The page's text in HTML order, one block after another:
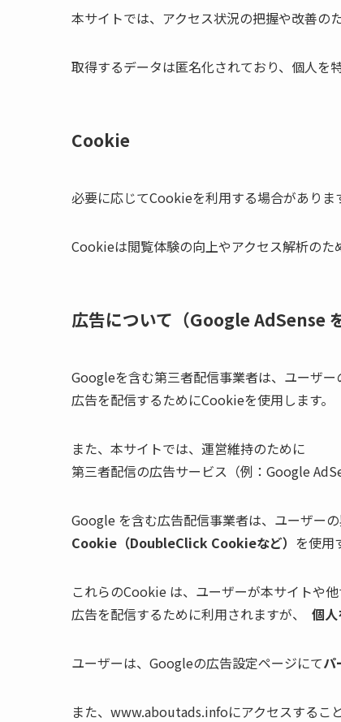
本サイトでは、アクセス状況の把握や改善の
取得するデータは匿名化されており、個人を
Cookie
必要に応じてCookieを利用する場合がありま
Cookieは閲覧体験の向上やアクセス解析のた
広告について（Google AdSense
Googleを含む第三者配信事業者は、ユーザ
広告を配信するためにCookieを使用します。
また、本サイトでは、運営維持のために
第三者配信の広告サービス（例：Google
Google を含む広告配信事業者は、ユーザー
Cookie（DoubleClick Cookieなど） を使用
これらのCookie は、ユーザーが本サイトや
広告を配信するために利用されますが、 個人
ユーザーは、Googleの広告設定ページにてパ
また、www.aboutads.infoにアクセスすること